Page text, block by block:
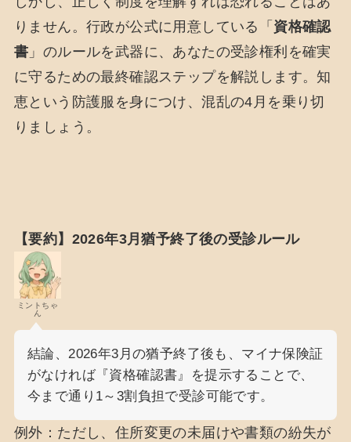
りません。行政が公式に用意している「 資格確認
書 」のルールを武器に、あなたの受診権利を確実
に守るための最終確認ステップを解説します。知
恵という防護服を身につけ、混乱の4月を乗り切
りましょう。
【要約】2026年3月猶予終了後の受診ルール
ミントちゃ
ん
結論、2026年3月の猶予終了後も、マイナ保険証
がなければ『資格確認書』を提示することで、
今まで通り1～3割負担で受診可能です。
例外：ただし、住所変更の未届けや書類の紛失が